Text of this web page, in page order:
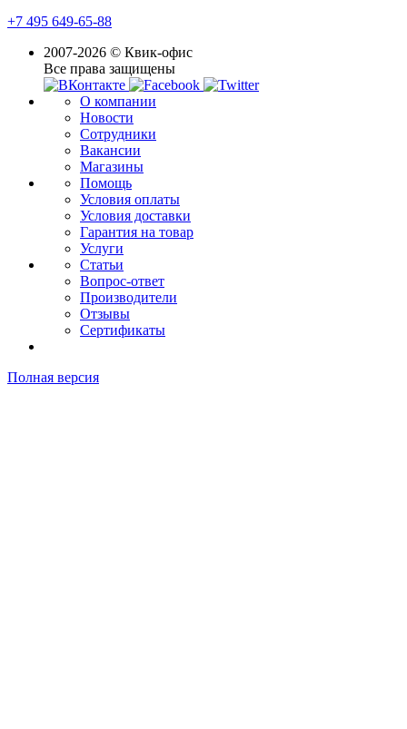
+7 495 649-65-88
2007-2026 © Квик-офис
Все права защищены
О компании
Новости
Сотрудники
Вакансии
Магазины
Помощь
Условия оплаты
Условия доставки
Гарантия на товар
Услуги
Статьи
Вопрос-ответ
Производители
Отзывы
Сертификаты
Полная версия